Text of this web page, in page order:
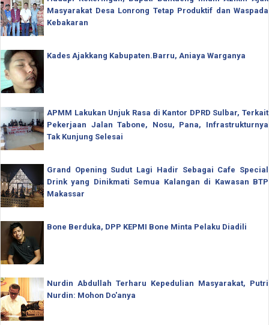
Masyarakat Desa Lonrong Tetap Produktif dan Waspada
Kebakaran
Kades Ajakkang Kabupaten.Barru, Aniaya Warganya
APMM Lakukan Unjuk Rasa di Kantor DPRD Sulbar, Terkait
Pekerjaan Jalan Tabone, Nosu, Pana, Infrastrukturnya
Tak Kunjung Selesai
Grand Opening Sudut Lagi Hadir Sebagai Cafe Special
Drink yang Dinikmati Semua Kalangan di Kawasan BTP
Makassar
Bone Berduka, DPP KEPMI Bone Minta Pelaku Diadili
Nurdin Abdullah Terharu Kepedulian Masyarakat, Putri
Nurdin: Mohon Do'anya